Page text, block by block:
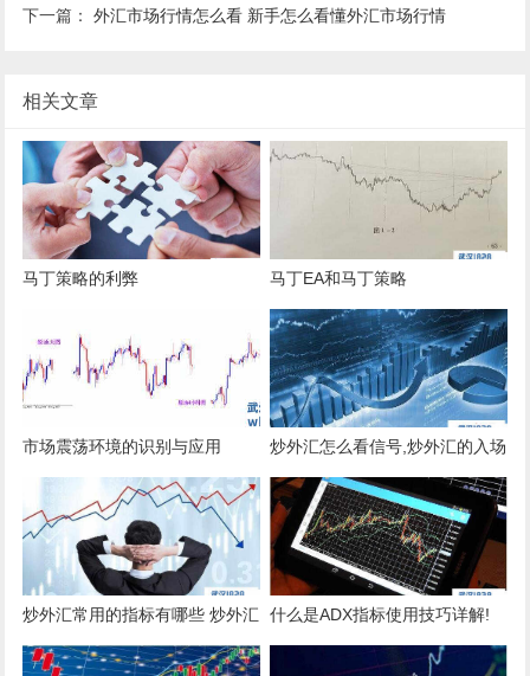
下一篇：外汇市场行情怎么看 新手怎么看懂外汇市场行情
相关文章
马丁策略的利弊 马丁EA和马丁策略
市场震荡环境的识别与应用
炒外汇怎么看信号,炒外汇的入场
信号有哪些
炒外汇常用的指标有哪些 炒外汇
看什么指标
什么是ADX指标使用技巧详解!